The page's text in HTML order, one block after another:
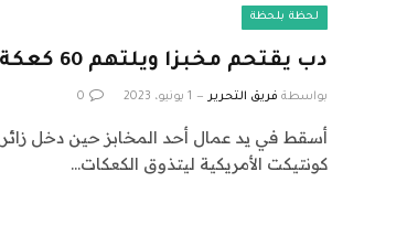
لحظة بلحظة
دب يقتحم مخبزا ويلتهم 60 كعكة
بواسطة فريق التحرير 1 يونيو، 2023 0
أسقط في يد عمال أحد المخابز حين دخل زائر
كونتيكت الأمريكية ليتذوق الكعكات…